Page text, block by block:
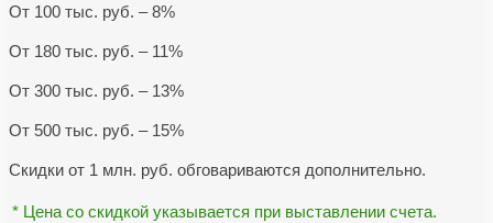
От 100 тыс. руб. – 8%
От 180 тыс. руб. – 11%
От 300 тыс. руб. – 13%
От 500 тыс. руб. – 15%
Скидки от 1 млн. руб. обговариваются дополнительно.
* Цена со скидкой указывается при выставлении счета.